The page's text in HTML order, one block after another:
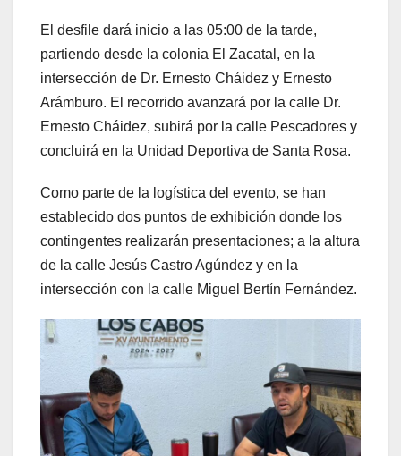
El desfile dará inicio a las 05:00 de la tarde,
partiendo desde la colonia El Zacatal, en la
intersección de Dr. Ernesto Cháidez y Ernesto
Arámburo. El recorrido avanzará por la calle Dr.
Ernesto Cháidez, subirá por la calle Pescadores y
concluirá en la Unidad Deportiva de Santa Rosa.
Como parte de la logística del evento, se han
establecido dos puntos de exhibición donde los
contingentes realizarán presentaciones; a la altura
de la calle Jesús Castro Agúndez y en la
intersección con la calle Miguel Bertín Fernández.